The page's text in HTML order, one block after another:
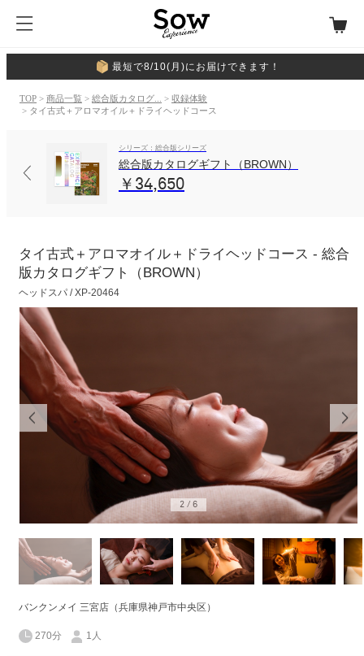
最短で8/10(月)にお届けできます！
TOP > 商品一覧 > 総合版カタログ... > 収録体験
> タイ古式＋アロマオイル＋ドライヘッドコース
シリーズ：総合版シリーズ
総合版カタログギフト（BROWN）
￥34,650
タイ古式＋アロマオイル＋ドライヘッドコース - 総合
版カタログギフト（BROWN）
ヘッドスパ / XP-20464
2 / 6
バンクンメイ 三宮店（兵庫県神戸市中央区）
270分 1人